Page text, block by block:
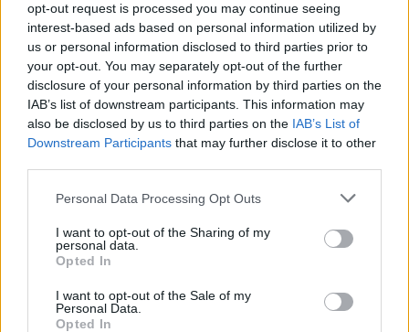
opt-out request is processed you may continue seeing
interest-based ads based on personal information utilized by
us or personal information disclosed to third parties prior to
your opt-out. You may separately opt-out of the further
disclosure of your personal information by third parties on the
IAB’s list of downstream participants. This information may
also be disclosed by us to third parties on the IAB’s List of
Downstream Participants that may further disclose it to other
Personal Data Processing Opt Outs
I want to opt-out of the Sharing of my
personal data.
Opted In
I want to opt-out of the Sale of my
Personal Data.
Opted In
*Ilie Năstase – cel
mai zurbagiu jucător
din istoria tenisului
mondial. Cele 5
descalificări care l-au
încoronat ca „rege al
mojiciilor” pe teren